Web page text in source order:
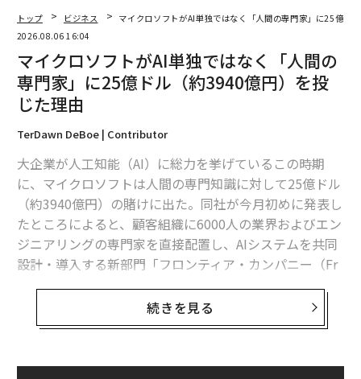
トップ ビジネス
マイクロソフトがAI単独ではなく「人間の専門家」に25億ド
2026.08.06 16:04
マイクロソフトがAI単独ではなく「人間の
専門家」に25億ドル（約3940億円）を投
じた理由
TerDawn DeBoe | Contributor
大企業が人工知能（AI）に総力を挙げているこの時期
に、マイクロソフトは人間の専門知識に対して25億ドル
（約3940億円）の賭けに出た。同社が今月初めに発表し
たところによると、顧客組織に6000人の業界およびエン
ジニアリングの専門家を直接配置し、AIシステムを共同
設計・導入する新部門「フロンティア・カンパニー（Fr
ontier Company）」を立ち上げた。これは
マイクロソフトの公式発表によるものだ。
あるジャドソン・アルソフ氏は、顧客は自身の専門知識
続きを見る